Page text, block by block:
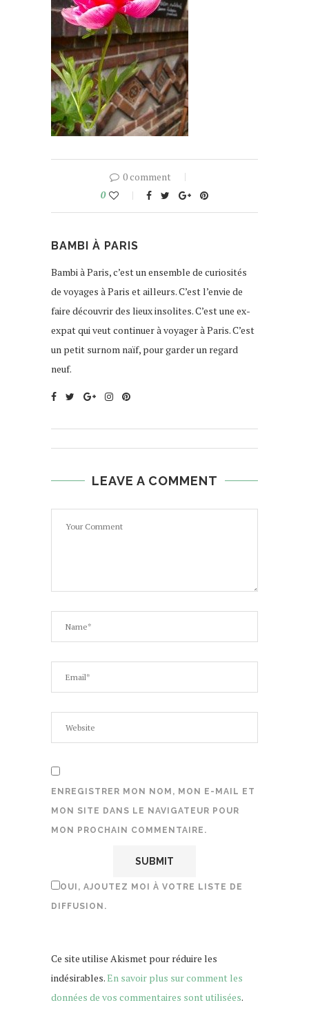
0 comment
0
BAMBI À PARIS
Bambi à Paris, c’est un ensemble de curiosités
de voyages à Paris et ailleurs. C’est l’envie de
faire découvrir des lieux insolites. C’est une ex-
expat qui veut continuer à voyager à Paris. C’est
un petit surnom naïf, pour garder un regard
neuf.
LEAVE A COMMENT
ENREGISTRER MON NOM, MON E-MAIL ET
MON SITE DANS LE NAVIGATEUR POUR
MON PROCHAIN COMMENTAIRE.
OUI, AJOUTEZ MOI À VOTRE LISTE DE
DIFFUSION.
Ce site utilise Akismet pour réduire les
indésirables.En savoir plus sur comment les
données de vos commentaires sont utilisées.